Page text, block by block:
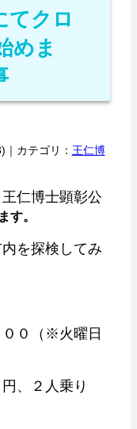
てクロ
めま
カテゴリ： 王仁博
仁博士顕彰公
す。
を探検してみ
０（※火曜日
、２人乗り